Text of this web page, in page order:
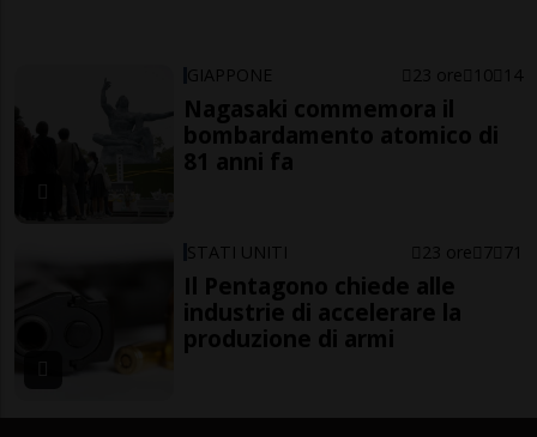
GIAPPONE 23 ore 10 14
Nagasaki commemora il
bombardamento atomico di
81 anni fa
STATI UNITI 23 ore 7 71
Il Pentagono chiede alle
industrie di accelerare la
produzione di armi